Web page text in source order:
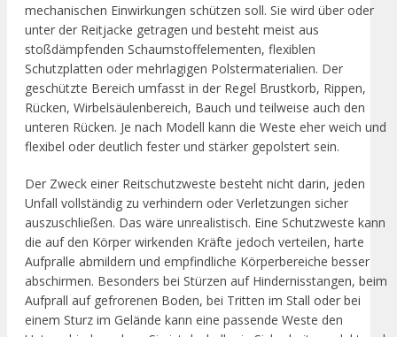
mechanischen Einwirkungen schützen soll. Sie wird über oder
unter der Reitjacke getragen und besteht meist aus
stoßdämpfenden Schaumstoffelementen, flexiblen
Schutzplatten oder mehrlagigen Polstermaterialien. Der
geschützte Bereich umfasst in der Regel Brustkorb, Rippen,
Rücken, Wirbelsäulenbereich, Bauch und teilweise auch den
unteren Rücken. Je nach Modell kann die Weste eher weich und
flexibel oder deutlich fester und stärker gepolstert sein.
Der Zweck einer Reitschutzweste besteht nicht darin, jeden
Unfall vollständig zu verhindern oder Verletzungen sicher
auszuschließen. Das wäre unrealistisch. Eine Schutzweste kann
die auf den Körper wirkenden Kräfte jedoch verteilen, harte
Aufpralle abmildern und empfindliche Körperbereiche besser
abschirmen. Besonders bei Stürzen auf Hindernisstangen, beim
Aufprall auf gefrorenen Boden, bei Tritten im Stall oder bei
einem Sturz im Gelände kann eine passende Weste den